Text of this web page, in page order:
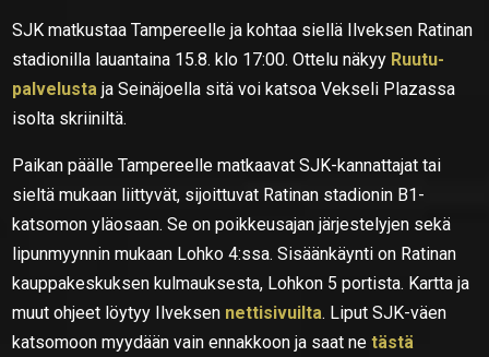
SJK matkustaa Tampereelle ja kohtaa siellä Ilveksen Ratinan
stadionilla lauantaina 15.8. klo 17:00. Ottelu näkyy Ruutu-
palvelusta ja Seinäjoella sitä voi katsoa Vekseli Plazassa
isolta skriiniltä.
Paikan päälle Tampereelle matkaavat SJK-kannattajat tai
sieltä mukaan liittyvät, sijoittuvat Ratinan stadionin B1-
katsomon yläosaan. Se on poikkeusajan järjestelyjen sekä
lipunmyynnin mukaan Lohko 4:ssa. Sisäänkäynti on Ratinan
kauppakeskuksen kulmauksesta, Lohkon 5 portista. Kartta ja
muut ohjeet löytyy Ilveksen nettisivuilta. Liput SJK-väen
katsomoon myydään vain ennakkoon ja saat netästä